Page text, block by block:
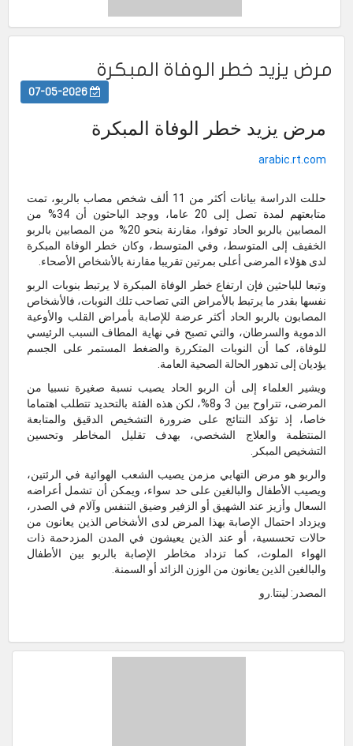
مرض يزيد خطر الوفاة المبكرة
مرض يزيد خطر الوفاة المبكرة
arabic.rt.com
حللت الدراسة بيانات أكثر من 11 ألف شخص مصاب بالربو، تمت
متابعتهم لمدة تصل إلى 20 عاما، ووجد الباحثون أن 34% من
المصابين بالربو الحاد توفوا، مقارنة بنحو 20% من المصابين بالربو
الخفيف إلى المتوسط، وفي المتوسط، وكان خطر الوفاة المبكرة
لدى هؤلاء المرضى أعلى بمرتين تقريبا مقارنة بالأشخاص الأصحاء.
وتبعا للباحثين فإن ارتفاع خطر الوفاة المبكرة لا يرتبط بنوبات الربو
نفسها بقدر ما يرتبط بالأمراض التي تصاحب تلك النوبات، فالأشخاص
المصابون بالربو الحاد أكثر عرضة للإصابة بأمراض القلب والأوعية
الدموية والسرطان، والتي تصبح في نهاية المطاف السبب الرئيسي
للوفاة، كما أن النوبات المتكررة والضغط المستمر على الجسم
يؤديان إلى تدهور الحالة الصحية العامة.
ويشير العلماء إلى أن الربو الحاد يصيب نسبة صغيرة نسبيا من
المرضى، تتراوح بين 3 و8%، لكن هذه الفئة بالتحديد تتطلب اهتماما
خاصا، إذ تؤكد النتائج على ضرورة التشخيص الدقيق والمتابعة
المنتظمة والعلاج الشخصي، بهدف تقليل المخاطر وتحسين
التشخيص المبكر.
والربو هو مرض التهابي مزمن يصيب الشعب الهوائية في الرئتين،
ويصيب الأطفال والبالغين على حد سواء، ويمكن أن تشمل أعراضه
السعال وأزيز عند الشهيق أو الزفير وضيق التنفس وآلام في الصدر،
ويزداد احتمال الإصابة بهذا المرض لدى الأشخاص الذين يعانون من
حالات تحسسية، أو عند الذين يعيشون في المدن المزدحمة ذات
الهواء الملوث، كما تزداد مخاطر الإصابة بالربو بين الأطفال
والبالغين الذين يعانون من الوزن الزائد أو السمنة.
المصدر: لينتا.رو